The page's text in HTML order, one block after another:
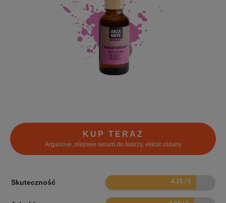
KUP TERAZ
Arganove, olejowe serum do twarzy, eliksir różany
Skuteczność 8.3
8.1